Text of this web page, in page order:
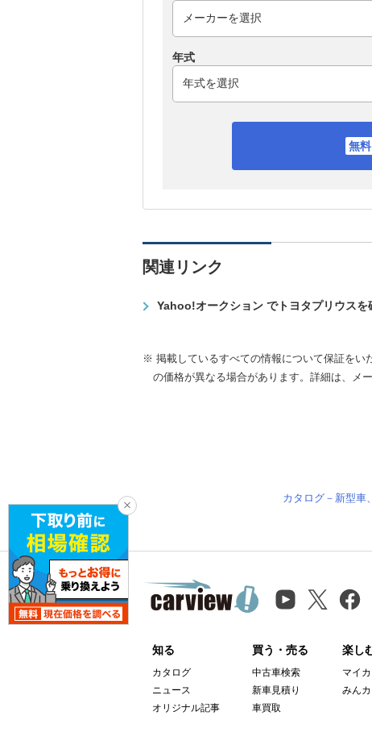
年式
関連リンク
Yahoo!オークション でトヨタプリウスを
※ 掲載しているすべての情報について保証をい
の価格が異なる場合があります。詳細は、メ
カタログ－新型車
知る
カタログ
ニュース
オリジナル記事
買う・売る
中古車検索
新車見積り
車買取
楽し
マイ
みんカ